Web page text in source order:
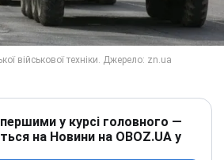
у курсі головного —
на Новини на OBOZ.UA у